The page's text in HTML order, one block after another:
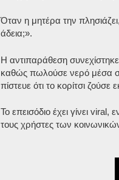
Όταν η μητέρα την
άδεια;».
Η αντιπαράθεση
καθώς πωλούσε νερό μέσα σε
πίστευε ότι το κορίτσι ζούσε
Το επεισόδιο έχει γίνει
τους χρήστες των